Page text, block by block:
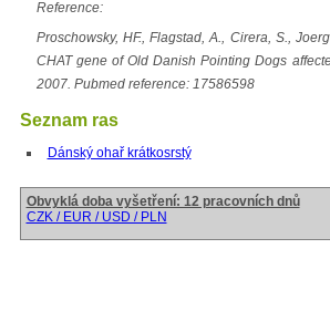
Reference:
Proschowsky, HF., Flagstad, A., Cirera, S.,
CHAT gene of Old Danish Pointing Dogs
2007. Pubmed reference: 17586598
Seznam ras
Dánský ohař krátkosrstý
Obvyklá doba vyšetření: 12 pracovních dnů
CZK / EUR / USD / PLN